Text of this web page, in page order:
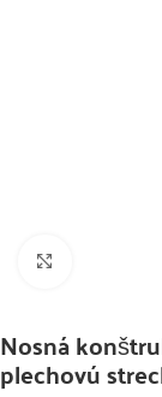
Nosná
plechovú